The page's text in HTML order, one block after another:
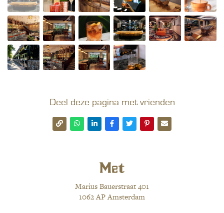
Deel deze pagina met vrienden
Marius Bauerstraat 401
1062 AP Amsterdam